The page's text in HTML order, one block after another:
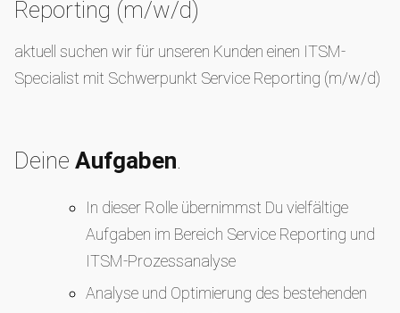
Reporting (m/w/d)
aktuell suchen wir für unseren Kunden einen ITSM-
Specialist mit Schwerpunkt Service Reporting (m/w/d)
Deine Aufgaben.
In dieser Rolle übernimmst Du vielfältige
Aufgaben im Bereich Service Reporting und
ITSM‑Prozessanalyse
Analyse und Optimierung des bestehenden